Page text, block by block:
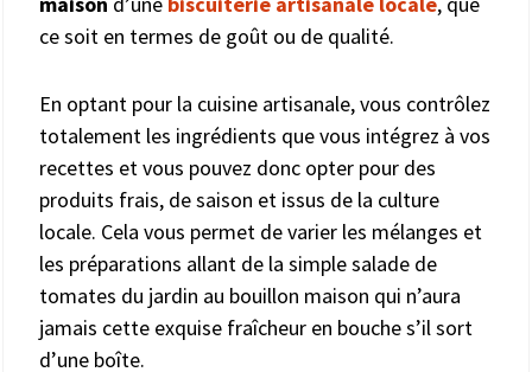
ce soit en termes de goût ou de qualité.
En optant pour la cuisine artisanale, vous contrôlez
totalement les ingrédients que vous intégrez à vos
recettes et vous pouvez donc opter pour des
produits frais, de saison et issus de la culture
locale. Cela vous permet de varier les mélanges et
les préparations allant de la simple salade de
tomates du jardin au bouillon maison qui n’aura
jamais cette exquise fraîcheur en bouche s’il sort
d’une boîte.